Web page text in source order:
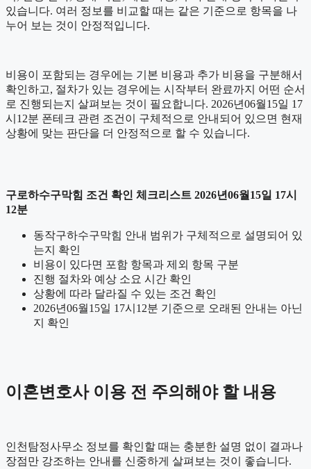
있습니다. 여러 정보를 비교할 때는 같은 기준으로 항목을 나
누어 보는 것이 안정적입니다.
비용이 포함되는 경우에는 기본 비용과 추가 비용을 구분해서
확인하고, 절차가 있는 경우에는 시작부터 완료까지 어떤 순서
로 진행되는지 살펴보는 것이 필요합니다. 2026년06월15일 17
시12분 폰테크 관련 조건이 구체적으로 안내되어 있으면 현재
상황에 맞는 판단을 더 안정적으로 할 수 있습니다.
구로하수구막힘 조건 확인 체크리스트 2026년06월15일 17시
12분
동작구하수구막힘 안내 범위가 구체적으로 설명되어 있
는지 확인
비용이 있다면 포함 항목과 제외 항목 구분
진행 절차와 예상 소요 시간 확인
상황에 따라 달라질 수 있는 조건 확인
2026년06월15일 17시12분 기준으로 오래된 안내는 아닌
지 확인
이혼변호사 이용 전 주의해야 할 내용
인천탐정사무소 정보를 확인할 때는 충분한 설명 없이 결과나
장점만 강조하는 안내를 신중하게 살펴보는 것이 좋습니다.